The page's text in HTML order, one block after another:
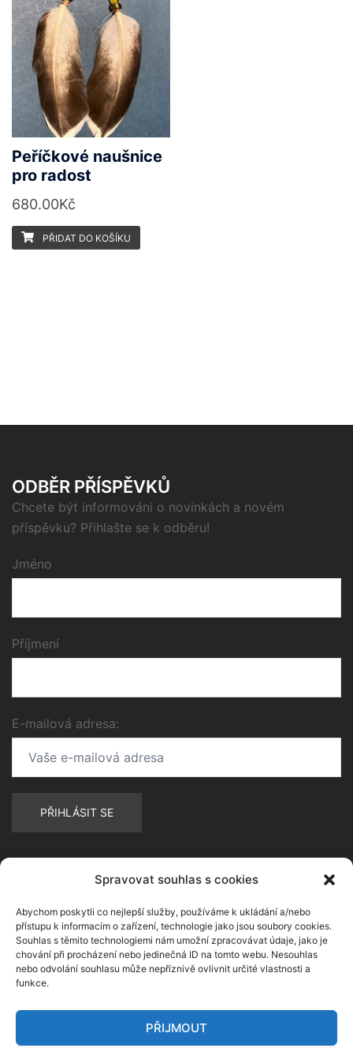
Spravovat souhlas s cookies
Abychom poskytli co nejlepší služby, používáme k ukládání a/nebo
přístupu k informacím o zařízení, technologie jako jsou soubory cookies.
Souhlas s těmito technologiemi nám umožní zpracovávat údaje, jako je
chování při procházení nebo jedinečná ID na tomto webu. Nesouhlas
nebo odvolání souhlasu může nepříznivě ovlivnit určité vlastnosti a
funkce.
PŘIJMOUT
Peříčkové naušnice
pro radost
680.00Kč
PŘIDAT DO KOŠÍKU
ODBĚR PŘÍSPĚVKŮ
Chcete být informováni o novinkách a novém
příspěvku? Přihlašte se k odběru!
Jméno
Příjmení
E-mailová adresa: